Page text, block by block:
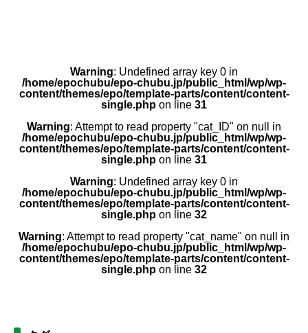
Warning: Undefined array key 0 in
/home/epochubu/epo-chubu.jp/public_html/wp/wp-
content/themes/epo/template-parts/content/content-
single.php on line 31
Warning: Attempt to read property "cat_ID" on null in
/home/epochubu/epo-chubu.jp/public_html/wp/wp-
content/themes/epo/template-parts/content/content-
single.php on line 31
Warning: Undefined array key 0 in
/home/epochubu/epo-chubu.jp/public_html/wp/wp-
content/themes/epo/template-parts/content/content-
single.php on line 32
Warning: Attempt to read property "cat_name" on null in
/home/epochubu/epo-chubu.jp/public_html/wp/wp-
content/themes/epo/template-parts/content/content-
single.php on line 32